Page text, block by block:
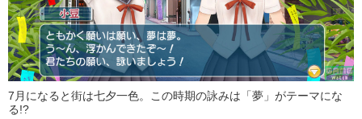
7月になると街は七夕一色。この時期の詠みは「夢」がテーマにな
る!?